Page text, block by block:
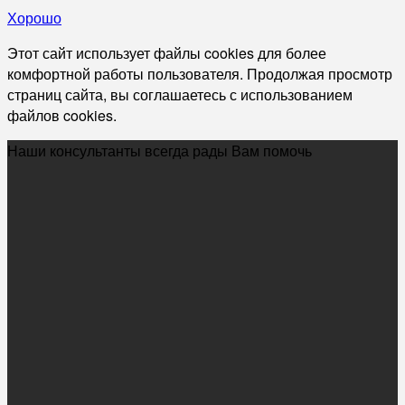
Хорошо
Этот сайт использует файлы cookies для более
комфортной работы пользователя. Продолжая просмотр
страниц сайта, вы соглашаетесь с использованием
файлов cookies.
Наши консультанты всегда рады Вам помочь